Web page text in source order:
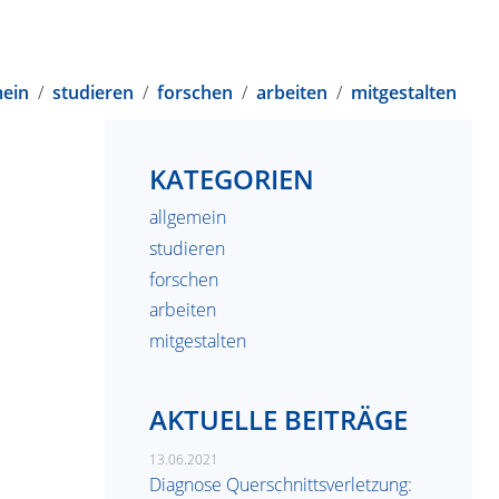
/ studieren / forschen / arbeiten / mitgestalten
KATEGORIEN
allgemein
studieren
forschen
arbeiten
mitgestalten
AKTUELLE BEITRÄGE
13.06.2021
Diagnose Querschnittsverletzung: